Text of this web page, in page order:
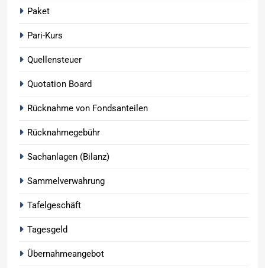
Paket
Pari-Kurs
Quellensteuer
Quotation Board
Rücknahme von Fondsanteilen
Rücknahmegebühr
Sachanlagen (Bilanz)
Sammelverwahrung
Tafelgeschäft
Tagesgeld
Übernahmeangebot